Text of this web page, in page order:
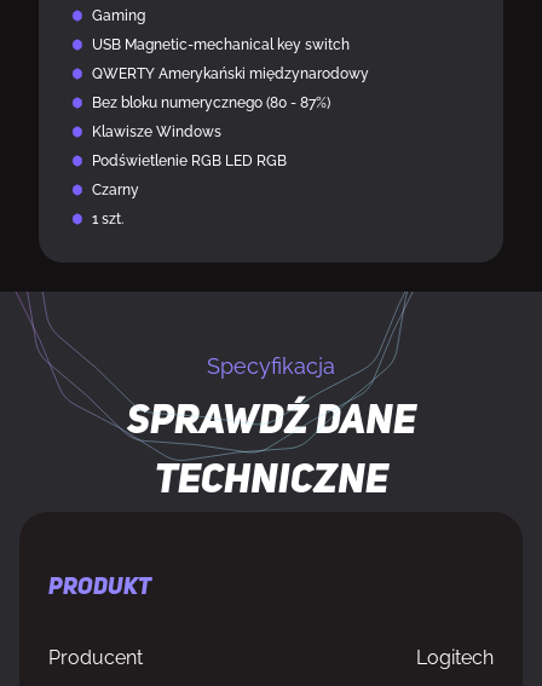
Gaming
USB Magnetic-mechanical key switch
QWERTY Amerykański międzynarodowy
Bez bloku numerycznego (80 - 87%)
Klawisze Windows
Podświetlenie RGB LED RGB
Czarny
1 szt.
Specyfikacja
Sprawdź dane
techniczne
PRODUKT
Producent Logitech